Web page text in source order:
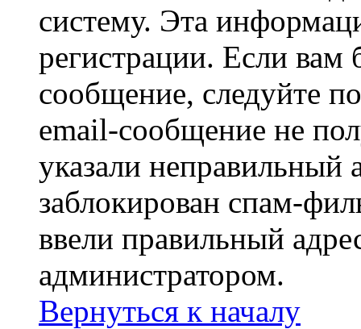
систему. Эта
регистрации. Если
сообщение, следуйте
email-сообщение не
указали неправильный
заблокирован спам-
ввели правильный
администратором.
Вернуться к началу